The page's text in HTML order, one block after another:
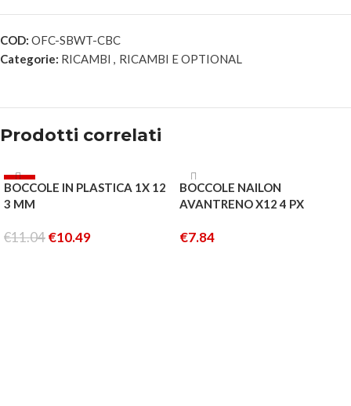
COD: OFC-SBWT-CBC
Categorie: RICAMBI , RICAMBI E OPTIONAL
Prodotti correlati
-5%
BOCCOLE IN PLASTICA 1X 12
3 MM
€11.04€10.49
BOCCOLE NAILON
AVANTRENO X12 4 PX
€7.84